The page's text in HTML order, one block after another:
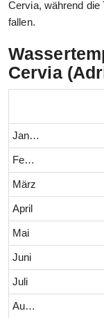
Cervia, während die
fallen.
Cervia
Januar
Februar
März
April
Mai
Juni
Juli
August